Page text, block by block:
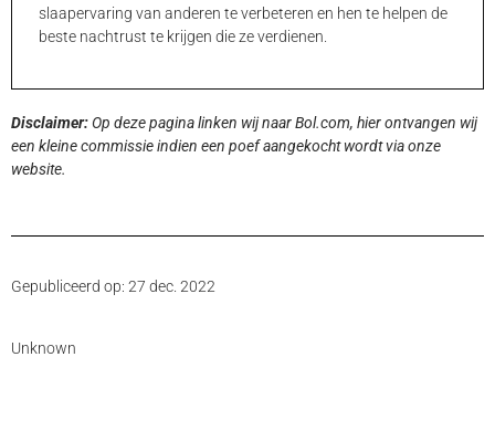
slaapervaring van anderen te verbeteren en hen te helpen de
beste nachtrust te krijgen die ze verdienen.
Disclaimer: Op deze pagina linken wij naar Bol.com, hier ontvangen wij
een kleine commissie indien een poef aangekocht wordt via onze
website.
Gepubliceerd op: 27 dec. 2022
Unknown